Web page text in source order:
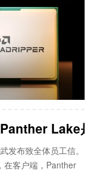
Lake
发布致全体员工信。
在客户端，Panther